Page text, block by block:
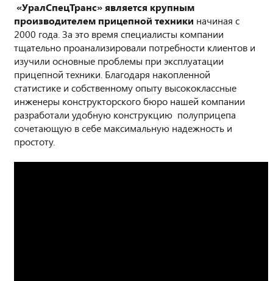
«УралСпецТранс» является крупным
производителем прицепной техники начиная с
2000 года. За это время специалисты компании
тщательно проанализировали потребности клиентов и
изучили основные проблемы при эксплуатации
прицепной техники. Благодаря накопленной
статистике и собственному опыту высококлассные
инженеры конструкторского бюро нашей компании
разработали удобную конструкцию полуприцепа
сочетающую в себе максимальную надежность и
простоту.